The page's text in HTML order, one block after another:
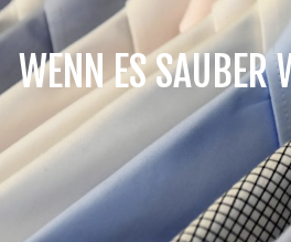
WENN ES SAUBER